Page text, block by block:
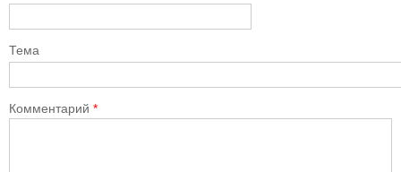
Тема
Комментарий *